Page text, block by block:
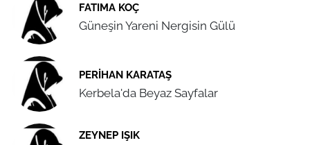
FATIMA KOÇ
Güneşin Yareni Nergisin Gülü
PERIHAN KARATAŞ
Kerbela'da Beyaz Sayfalar
ZEYNEP IŞIK